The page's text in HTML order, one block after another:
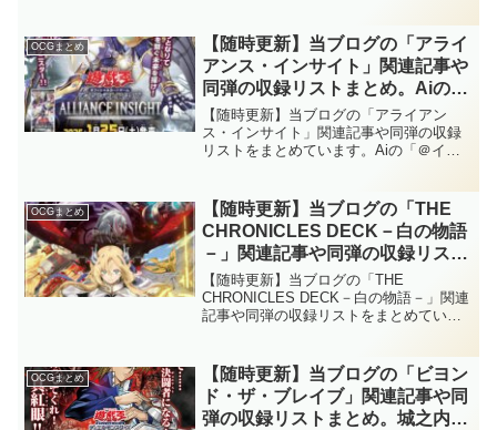
～。【遊戯王OCG】
如き怒涛の展開が可能となっていますね
～。【遊戯王OCG】
OCGまとめ
【随時更新】当ブログの「アライ
アンス・インサイト」関連記事や
同弾の収録リストまとめ。Aiの
「＠イグニスター」に、
Playmaker(藤木遊作)をイメージ
したモンスターが多数登場！！
【随時更新】当ブログの「アライアン
ス・インサイト」関連記事や同弾の収録
リストをまとめています。Aiの「＠イグ
【遊戯王OCG】
OCGまとめ
【随時更新】当ブログの「THE
CHRONICLES DECK－白の物語
－」関連記事や同弾の収録リスト
まとめ。新シリーズ「ザ・クロニ
クルズ・デッキ」の第1弾は、シ
ョートアニメが配信中の『アルバ
王OCG】
【随時更新】当ブログの「THE
CHRONICLES DECK－白の物語－」関連
記事や同弾の収録リストをまとめていま
中の『アルバスの落胤』関連テーマ！！
【遊戯王OCG】
OCGまとめ
【随時更新】当ブログの「ビヨン
ド・ザ・ブレイブ」関連記事や同
弾の収録リストまとめ。城之内の